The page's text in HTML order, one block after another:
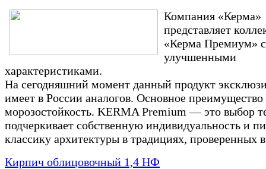
Компания «Керма»
представляет
«Керма Премиум» с
улучшенными
характеристиками.
На сегодняшний момент данный продукт
имеет в России аналогов. Основное
морозостойкость. KERMA Premium — это выбор
подчеркивает собственную индивидуальность и
классику архитектуры в традициях, проверенных
Кирпич облицовочный 1,4 НФ